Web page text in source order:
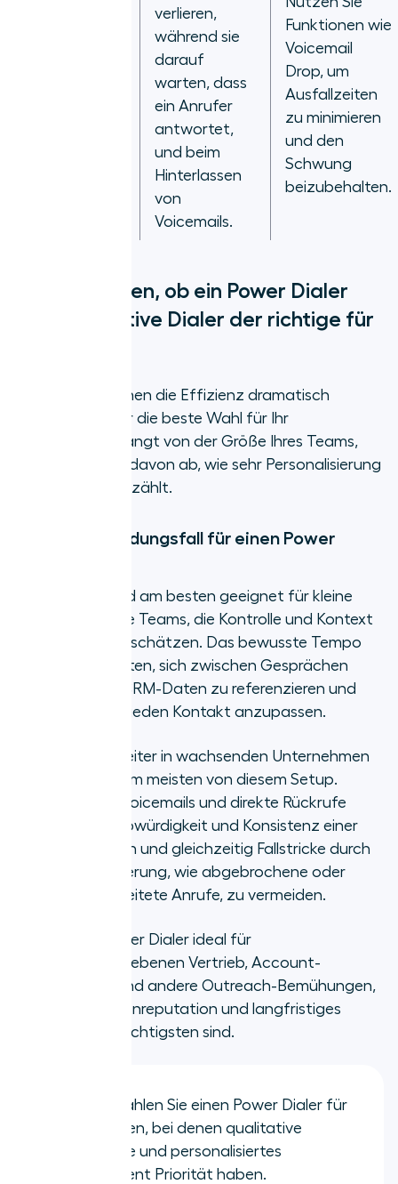
verlieren,
während sie
darauf
warten, dass
ein Anrufer
antwortet,
und beim
Hinterlassen
von
Voicemails.
Funktionen wie
Voicemail
Drop, um
Ausfallzeiten
zu minimieren
und den
Schwung
beizubehalten.
Wie Sie wissen, ob ein Power Dialer
oder Predictive Dialer der richtige für
Sales Dialer können die Effizienz dramatisch
verbessern, aber die beste Wahl für Ihr
Unternehmen hängt von der Größe Ihres Teams,
Ihren Zielen und davon ab, wie sehr Personalisierung
in Ihrem Prozess zählt.
Idealer Anwendungsfall für einen Power
Power Dialer sind am besten geeignet für kleine
oder mittelgroße Teams, die Kontrolle und Kontext
bei jedem Anruf schätzen. Das bewusste Tempo
erlaubt es Agenten, sich zwischen Gesprächen
vorzubereiten, CRM-Daten zu referenzieren und
ihren Ansatz an jeden Kontakt anzupassen.
Vertriebsmitarbeiter in wachsenden Unternehmen
profitieren oft am meisten von diesem Setup.
Personalisierte Voicemails und direkte Rückrufe
helfen, die Glaubwürdigkeit und Konsistenz einer
Marke zu stärken und gleichzeitig Fallstricke durch
Überautomatisierung, wie abgebrochene oder
falsch weitergeleitete Anrufe, zu vermeiden.
Dies macht Power Dialer ideal für
beziehungsgetriebenen Vertrieb, Account-
Management und andere Outreach-Bemühungen,
bei denen Markenreputation und langfristiges
Vertrauen am wichtigsten sind.
Wählen Sie einen Power Dialer für
Kampagnen, bei denen qualitative
Gespräche und personalisiertes
Engagement Priorität haben.